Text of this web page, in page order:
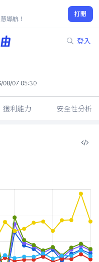
導航！
打開
登入
08/07 05:30
獲利能力 安全性分析